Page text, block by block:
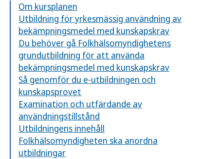
Om kursplanen
Utbildning för yrkesmässig användning av
bekämpningsmedel med kunskapskrav
Du behöver gå Folkhälsomyndighetens
grundutbildning för att använda
bekämpningsmedel med kunskapskrav
Så genomför du e-utbildningen och
kunskapsprovet
Examination och utfärdande av
användningstillstånd
Utbildningens innehåll
Folkhälsomyndigheten ska anordna
utbildningar